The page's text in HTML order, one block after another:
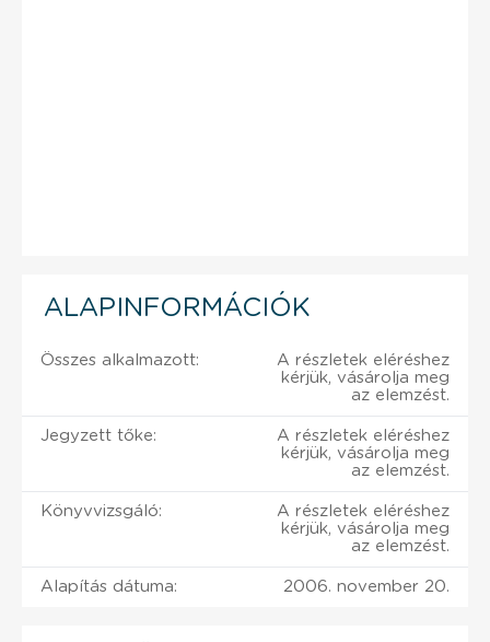
ALAPINFORMÁCIÓK
Összes alkalmazott:
A részletek eléréshez
kérjük, vásárolja meg
az elemzést.
Jegyzett tőke:
A részletek eléréshez
kérjük, vásárolja meg
az elemzést.
Könyvvizsgáló:
A részletek eléréshez
kérjük, vásárolja meg
az elemzést.
Alapítás dátuma: 2006. november 20.